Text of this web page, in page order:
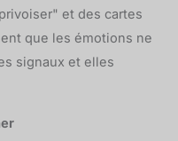
et des cartes
que les émotions ne
signaux et elles